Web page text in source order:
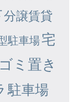
分譲賃貸
駐車場宅
ミ置き
駐車場